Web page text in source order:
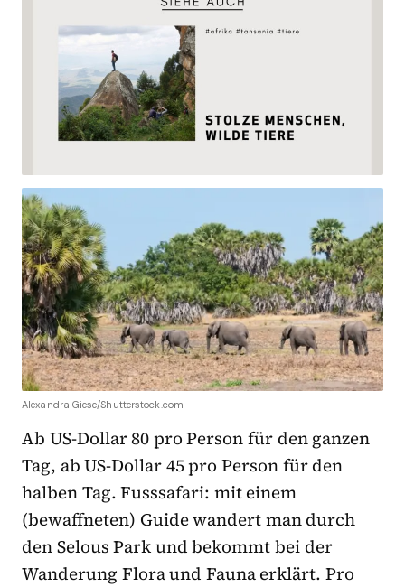
Alexandra Giese/Shutterstock.com
Ab US-Dollar 80 pro Person für den ganzen
Tag, ab US-Dollar 45 pro Person für den
halben Tag. Fusssafari: mit einem
(bewaffneten) Guide wandert man durch
den Selous Park und bekommt bei der
Wanderung Flora und Fauna erklärt. Pro